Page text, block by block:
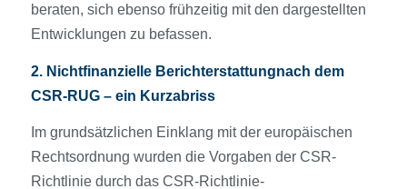
beraten, sich ebenso frühzeitig mit den dargestellten
Entwicklungen zu befassen.
2. Nichtfinanzielle Berichterstattungnach dem
CSR-RUG – ein Kurzabriss
Im grundsätzlichen Einklang mit der europäischen
Rechtsordnung wurden die Vorgaben der CSR-
Richtlinie durch das CSR-Richtlinie-